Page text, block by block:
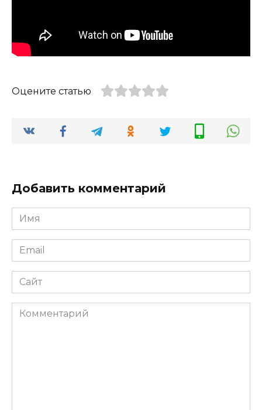
Оцените статью
Добавить комментарий
Имя
*
Email
*
Сайт
Комментарий